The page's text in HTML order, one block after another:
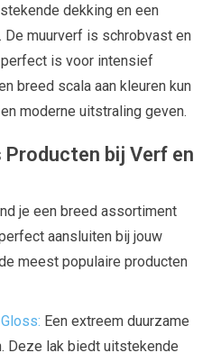
dekking en een
De muurverf is schrobvast en
is voor intensief
breed scala aan kleuren kun
moderne uitstraling geven.
Producten bij Verf en
je een breed assortiment
aansluiten bij jouw
meest populaire producten
Een extreem duurzame
Deze lak biedt uitstekende